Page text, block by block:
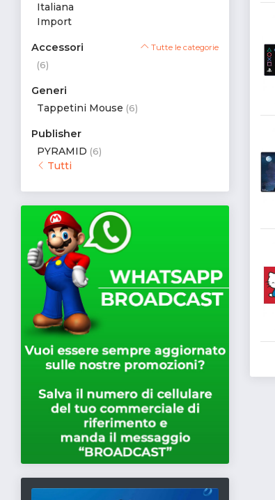
Italiana
Import
Accessori Tutte le categorie
(6)
Generi
Tappetini Mouse (6)
Publisher
PYRAMID (6)
Tutti